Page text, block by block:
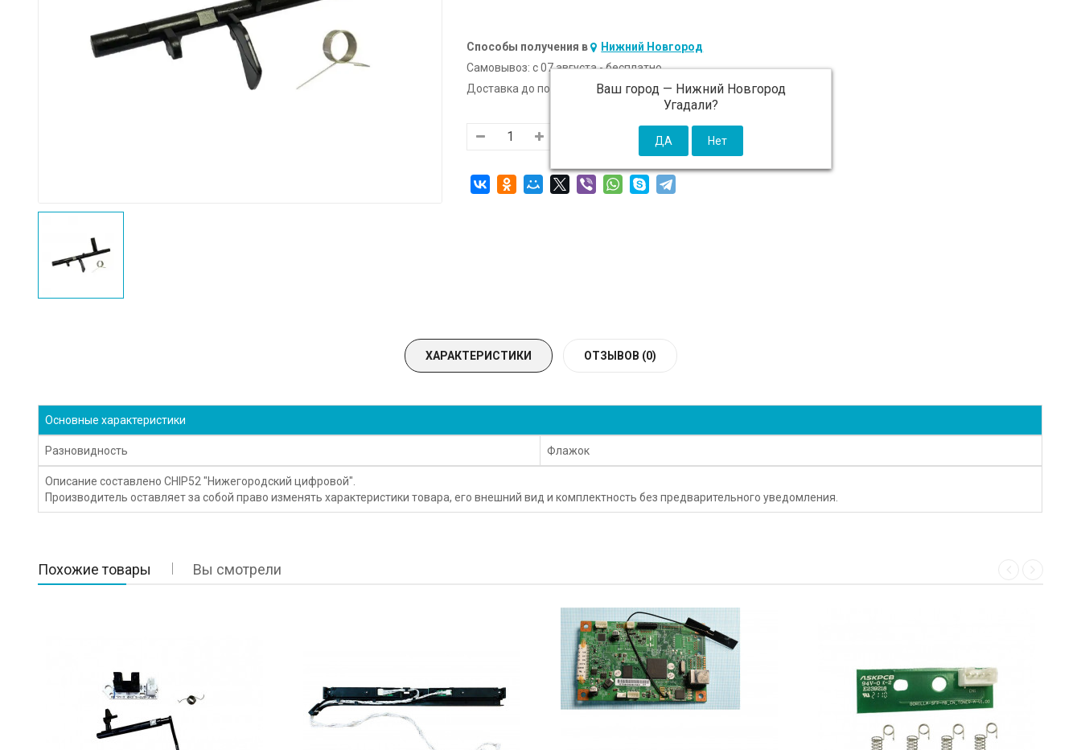
Способы получения в Нижний Новгород
Ваш город — Нижний Новгород
Угадали?
Самовывоз: c 07 августа - бесплатно
Доставка до подъезда:
c 07 августа - 300 ₽ (от 5 000 ₽ бесплатно)
ХАРАКТЕРИСТИКИ ОТЗЫВОВ (0)
Основные характеристики
Разновидность Флажок
Описание составлено CHIP52 "Нижегородский цифровой".
Производитель оставляет за собой право изменять характеристики товара, его внешний вид и комплектность без предварительного уведомления.
Похожие товары Вы смотрели